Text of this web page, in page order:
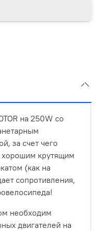
на 250W со
за счет чего
хорошим крутящим
(как на
сопротивления,
необходим
двигателей на